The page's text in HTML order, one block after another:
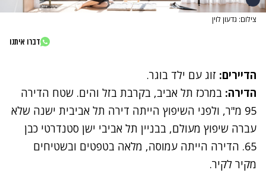
צילום: גדעון לוין
דברו איתנו
הדיירים: זוג עם ילד בוגר.
הדירה: במרכז תל אביב, בקרבת בזל והים. שטח הדירה
95 מ"ר, ולפני השיפוץ הייתה דירה תל אביבית ישנה שלא
עברה שיפוץ מעולם, בבניין תל אביבי ישן סטנדרטי כבן
65. הדירה הייתה עמוסה, מלאה בטפטים ובשטיחים
מקיר לקיר.